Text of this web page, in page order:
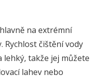
na extrémní
Rychlost čištění vody
takže jej můžete
lahev nebo